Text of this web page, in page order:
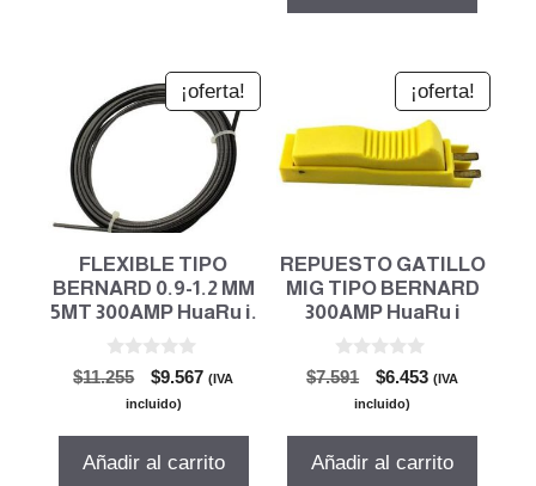
¡oferta!
FLEXIBLE TIPO
BERNARD 0.9-1.2 MM
5MT 300AMP HuaRu i.
0
d
$11.255
El
precio
era:
$9.567El
es:
(IVA
incluido)
Añadir al carrito
¡oferta!
REPUESTO GATILLO
MIG TIPO BERNARD
300AMP HuaRu i
0
d
$7.591
El
precio
era:
$6.453El
es:
(IVA
incluido)
Añadir al carrito